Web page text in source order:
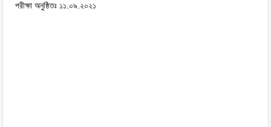
পরীক্ষা অনুষ্ঠিতঃ ১১.০৯.২০২১